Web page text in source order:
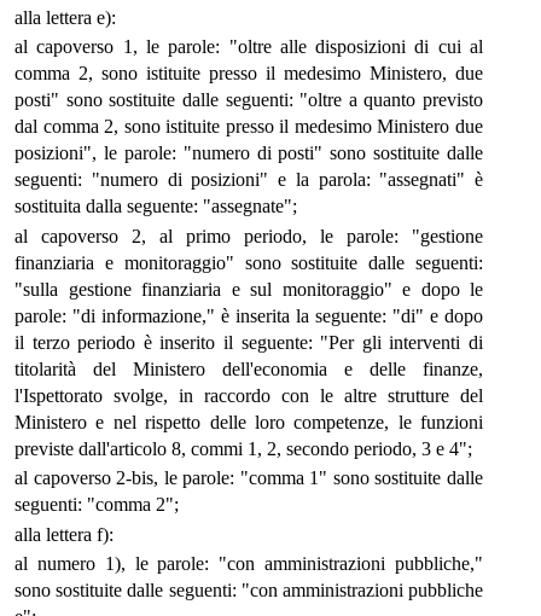
alla lettera e):
al capoverso 1, le parole: "oltre alle disposizioni di cui al
comma 2, sono istituite presso il medesimo Ministero, due
posti" sono sostituite dalle seguenti: "oltre a quanto previsto
dal comma 2, sono istituite presso il medesimo Ministero due
posizioni", le parole: "numero di posti" sono sostituite dalle
seguenti: "numero di posizioni" e la parola: "assegnati" è
sostituita dalla seguente: "assegnate";
al capoverso 2, al primo periodo, le parole: "gestione
finanziaria e monitoraggio" sono sostituite dalle seguenti:
"sulla gestione finanziaria e sul monitoraggio" e dopo le
parole: "di informazione," è inserita la seguente: "di" e dopo
il terzo periodo è inserito il seguente: "Per gli interventi di
titolarità del Ministero dell'economia e delle finanze,
l'Ispettorato svolge, in raccordo con le altre strutture del
Ministero e nel rispetto delle loro competenze, le funzioni
previste dall'articolo 8, commi 1, 2, secondo periodo, 3 e 4";
al capoverso 2-bis, le parole: "comma 1" sono sostituite dalle
seguenti: "comma 2";
alla lettera f):
al numero 1), le parole: "con amministrazioni pubbliche,"
sono sostituite dalle seguenti: "con amministrazioni pubbliche